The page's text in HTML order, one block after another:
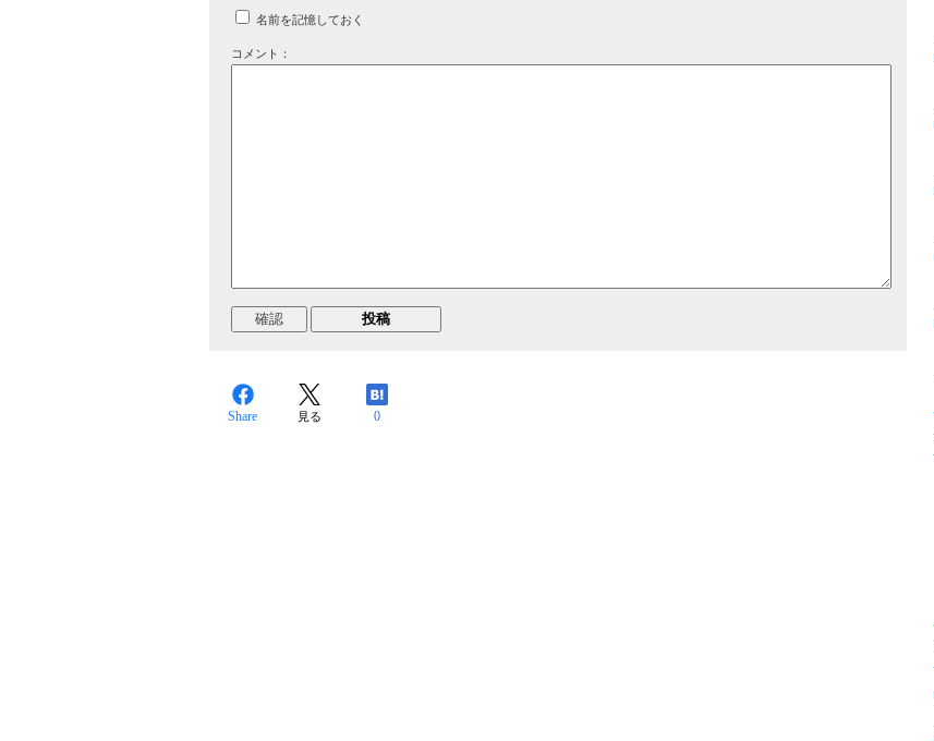
名前を記憶しておく
コメント：
Share 見る 0